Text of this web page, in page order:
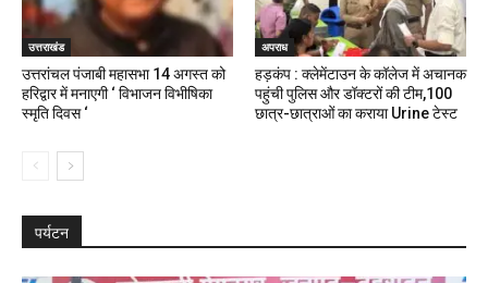
उत्तराखंड
उत्तरांचल पंजाबी महासभा 14 अगस्त को
हरिद्वार में मनाएगी ‘ विभाजन विभीषिका
स्मृति दिवस ‘
अपराध
हड़कंप : क्लेमेंटाउन के कॉलेज में अचानक
पहुंची पुलिस और डॉक्टरों की टीम,100
छात्र-छात्राओं का कराया Urine टेस्ट
पर्यटन